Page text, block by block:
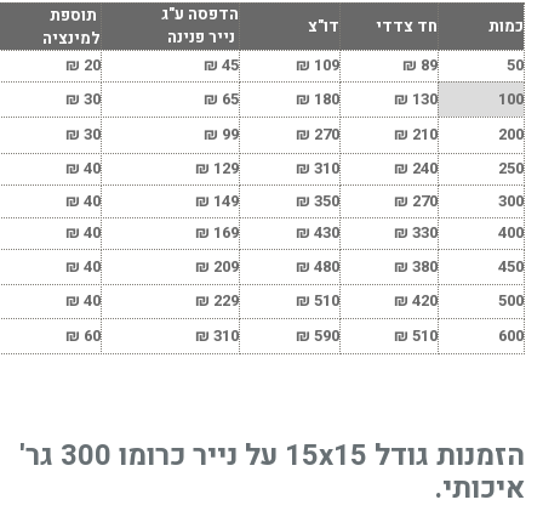
כמות חד צדדי דו"צ
הדפסה ע"ג
נייר פנינה
תוספת
למינציה
₪
109
₪
₪
₪
100
130
₪
180
₪
₪
₪
200
210
₪
270
₪
₪
₪
250
240
₪
310
₪
129
₪
₪
300
270
₪
350
₪
149
₪
₪
400
330
₪
430
₪
169
₪
₪
450
380
₪
480
₪
209
₪
₪
500
420
₪
510
₪
229
₪
₪
600
510
₪
590
₪
310
₪
₪
הזמנות גודל 15x15 על נייר כרומו 300 גר'
איכותי.